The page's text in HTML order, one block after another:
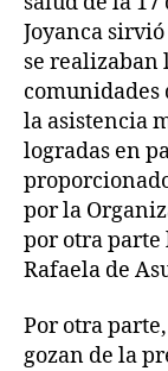
Joyanca
se realizaban
comunidades
la asistencia
logradas en
por la
por otra parte
Rafaela de
Por otra
gozan de la